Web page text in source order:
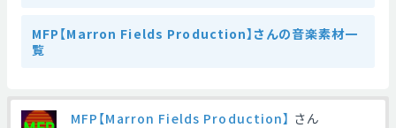
MFP【Marron Fields Production】さんの音楽素材一
覧
MFP【Marron Fields Production】 さん